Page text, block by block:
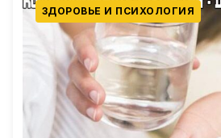
ЗДОРОВЬЕ И ПСИХОЛОГИЯ